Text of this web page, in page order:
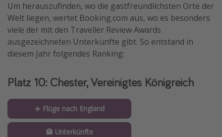
Weitere Themen
Reise Journal
Familienurlaub in der Türkei
Bahnreisen in der Schweiz
Reisepassfreie Reiseziele
Travel Know How
Silvesterreisen
Um herauszufinden, wo die gastfreundlichsten Orte der
Welt liegen, wertet Booking.com aus, wo es besonders
viele der mit den Traveller Review Awards
ausgezeichneten Unterkünfte gibt. So entstand in
diesem Jahr folgendes Ranking:
Platz 10: Chester, Vereinigtes Königreich
✈️ Flüge nach England
🏩 Unterkünfte